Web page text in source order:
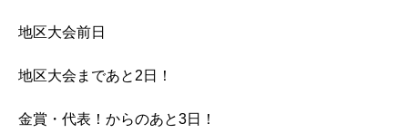
地区大会前日
地区大会まであと2日！
金賞・代表！からのあと3日！